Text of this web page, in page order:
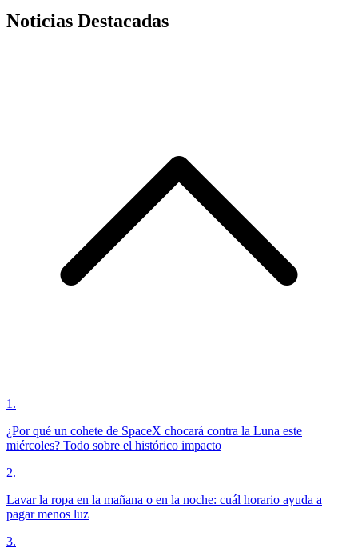
Noticias Destacadas
1 .
¿Por qué un cohete de SpaceX chocará contra la Luna este
miércoles? Todo sobre el histórico impacto
2.
Lavar la ropa en la mañana o en la noche: cuál horario ayuda a
pagar menos luz
3.